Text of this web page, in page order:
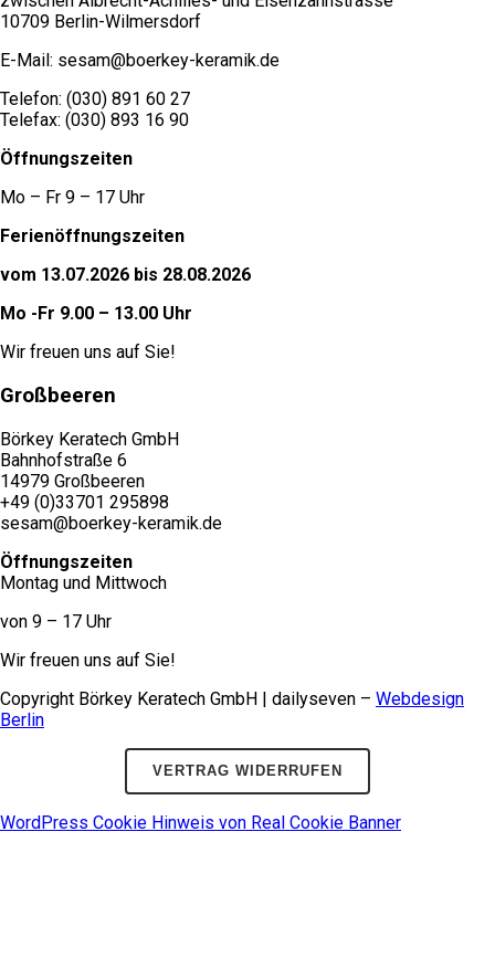
10709 Berlin-Wilmersdorf
E-Mail: sesam@boerkey-keramik.de
Telefon: (030) 891 60 27
Telefax: (030) 893 16 90
Öffnungszeiten
Mo – Fr 9 – 17 Uhr
Ferienöffnungszeiten
vom 13.07.2026 bis 28.08.2026
Mo -Fr 9.00 – 13.00 Uhr
Wir freuen uns auf Sie!
Großbeeren
Börkey Keratech GmbH
Bahnhofstraße 6
14979 Großbeeren
+49 (0)33701 295898
sesam@boerkey-keramik.de
Öffnungszeiten
Montag und Mittwoch
von 9 – 17 Uhr
Wir freuen uns auf Sie!
Copyright Börkey Keratech GmbH | dailyseven – Webdesign
Berlin
VERTRAG WIDERRUFEN
WordPress Cookie Hinweis von Real Cookie Banner